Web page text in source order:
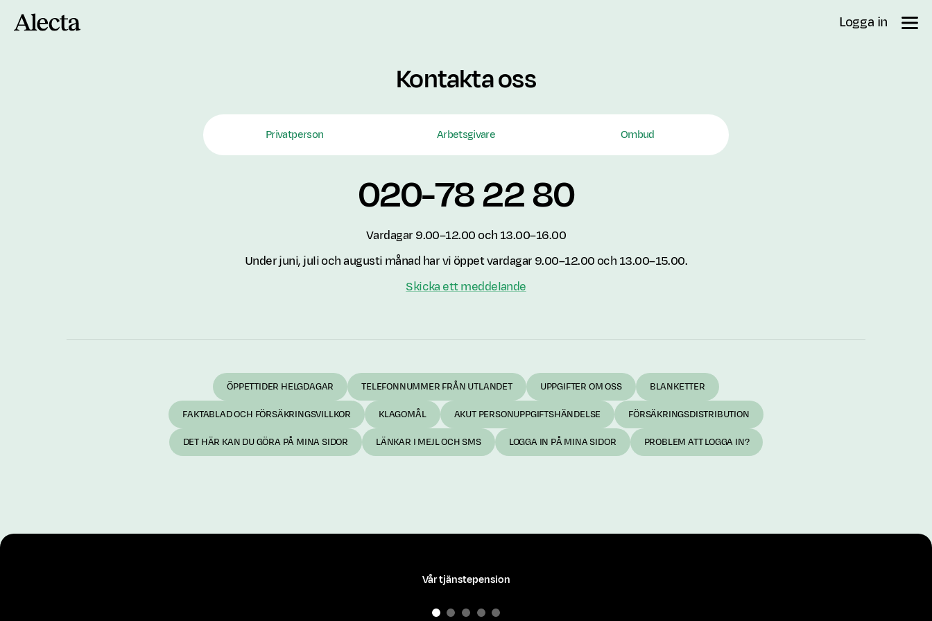
Logga in
Kontakta oss
Privatperson Arbetsgivare Ombud
020-78 22 80
Vardagar 9.00–12.00 och 13.00–16.00
Under juni, juli och augusti månad har vi öppet vardagar 9.00–12.00 och 13.00–15.00.
Skicka ett meddelande
ÖPPETTIDER HELGDAGAR TELEFONNUMMER FRÅN UTLANDET UPPGIFTER OM OSS BLANKETTER
FAKTABLAD OCH FÖRSÄKRINGSVILLKOR KLAGOMÅL AKUT PERSONUPPGIFTSHÄNDELSE FÖRSÄKRINGSDISTRIBUTION
DET HÄR KAN DU GÖRA PÅ MINA SIDOR LÄNKAR I MEJL OCH SMS LOGGA IN PÅ MINA SIDOR PROBLEM ATT LOGGA IN?
Vår tjänstepension